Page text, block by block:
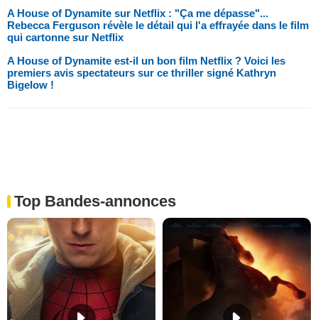
A House of Dynamite sur Netflix : "Ça me dépasse"...
Rebecca Ferguson révèle le détail qui l'a effrayée dans le film
qui cartonne sur Netflix
A House of Dynamite est-il un bon film Netflix ? Voici les
premiers avis spectateurs sur ce thriller signé Kathryn
Bigelow !
Top Bandes-annonces